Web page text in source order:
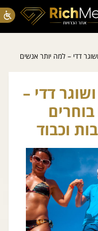
דדי – למה יותר אנשים
דדי –
וכבוד